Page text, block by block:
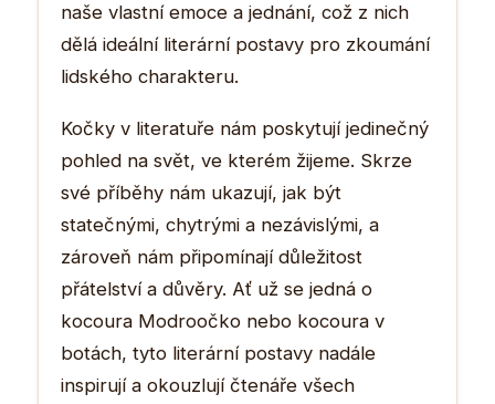
naše vlastní emoce a jednání, což z nich
dělá ideální literární postavy pro zkoumání
lidského charakteru.
Kočky v literatuře nám poskytují jedinečný
pohled na svět, ve kterém žijeme. Skrze
své příběhy nám ukazují, jak být
statečnými, chytrými a nezávislými, a
zároveň nám připomínají důležitost
přátelství a důvěry. Ať už se jedná o
kocoura Modroočko nebo kocoura v
botách, tyto literární postavy nadále
inspirují a okouzlují čtenáře všech